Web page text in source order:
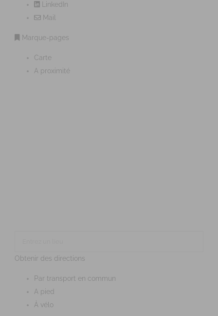
LinkedIn
Mail
Marque-pages
Carte
A proximité
Obtenir des directions
Par transport en commun
A pied
À vélo